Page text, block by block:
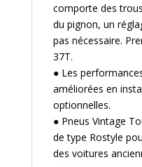
comporte des
du pignon, un
pas nécessaire.
37T.
● Les
améliorées en
optionnelles.
● Pneus Vintage
de type Rostyle
des voitures